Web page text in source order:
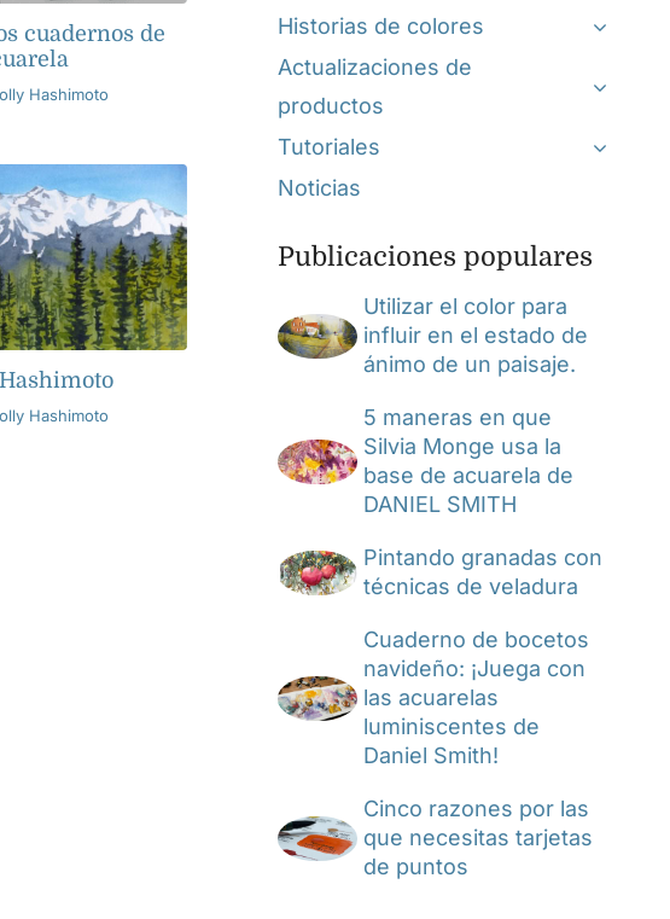
cuadernos de
Hashimoto
Hashimoto
Historias de colores
Actualizaciones de
productos
Tutoriales
Noticias
Publicaciones populares
Utilizar el color para
influir en el estado de
ánimo de un paisaje.
5 maneras en que
Silvia Monge usa la
base de acuarela de
DANIEL SMITH
Pintando granadas con
técnicas de veladura
Cuaderno de bocetos
navideño: ¡Juega con
las acuarelas
luminiscentes de
Daniel Smith!
Cinco razones por las
que necesitas tarjetas
de puntos